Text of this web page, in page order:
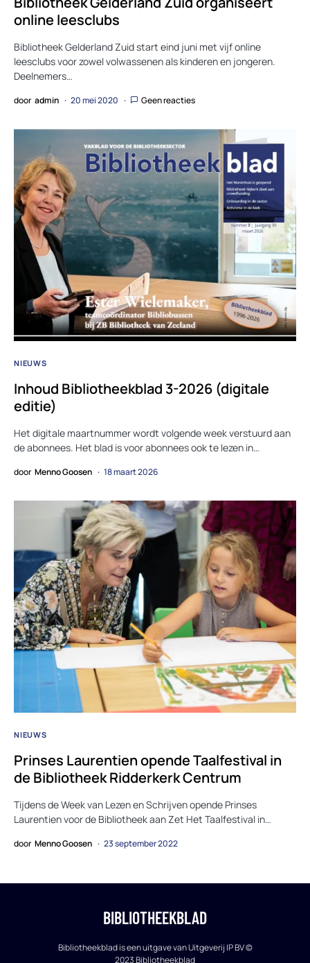
online leesclubs
Bibliotheek Gelderland Zuid start eind juni met vijf online
leesclubs voor zowel volwassenen als kinderen en jongeren.
Deelnemers…
door admin 20 mei 2020 Geen reacties
NIEUWS
Inhoud Bibliotheekblad 3-2026 (digitale
editie)
Het digitale maartnummer wordt volgende week verstuurd aan
de abonnees. Het blad is voor abonnees ook te lezen in…
door Menno Goosen 18 maart 2026
NIEUWS
Prinses Laurentien opende Taalfestival in
de Bibliotheek Ridderkerk Centrum
Tijdens de Week van Lezen en Schrijven opende Prinses
Laurentien voor de Bibliotheek aan Zet Het Taalfestival in…
door Menno Goosen 23 september 2022
BIBLIOTHEEKBLAD
Bibliotheekblad is een uitgave van Uitgeverij IP BV ©
2023 Bibliotheekblad